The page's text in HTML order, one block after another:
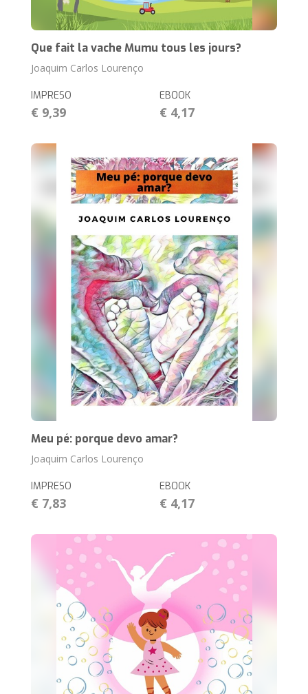
Que fait la vache Mumu tous les jours?
Joaquim Carlos Lourenço
IMPRESO
€ 9,39
EBOOK
€ 4,17
Meu pé: porque devo amar?
Joaquim Carlos Lourenço
IMPRESO
€ 7,83
EBOOK
€ 4,17